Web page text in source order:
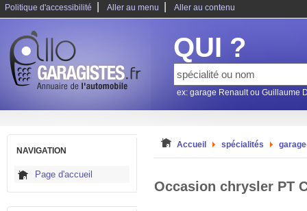
Politique d'accessibilité Aller au menu Aller au contenu
QUI ?
ex: garage Renault ou Guillaume
NAVIGATION
Page d'accueil
Accueil spécialités
Occasion chrysler PT